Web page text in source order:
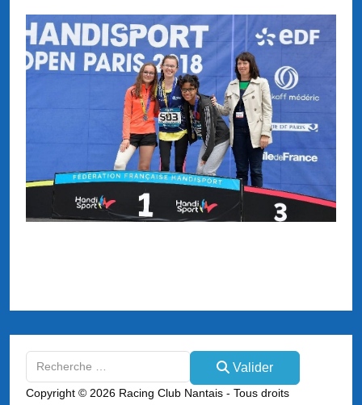
Type 2 or more characters for results.
Valider
Copyright © 2026 Racing Club Nantais - Tous droits